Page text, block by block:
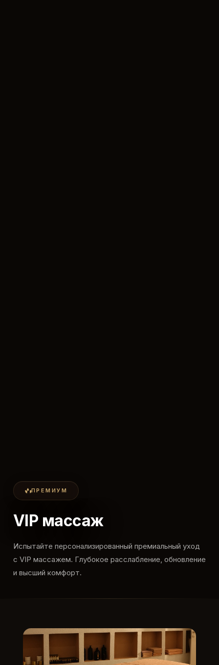
ПРЕМИУМ
VIP массаж
Испытайте персонализированный премиальный уход
с VIP массажем. Глубокое расслабление, обновление
и высший комфорт.